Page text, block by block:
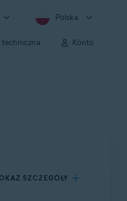
Polska
techniczna Konto
SZCZEGÓŁY